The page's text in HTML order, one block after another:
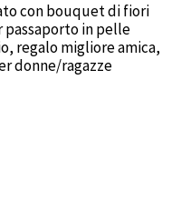
con bouquet di fiori
passaporto in pelle
regalo migliore amica,
donne/ragazze